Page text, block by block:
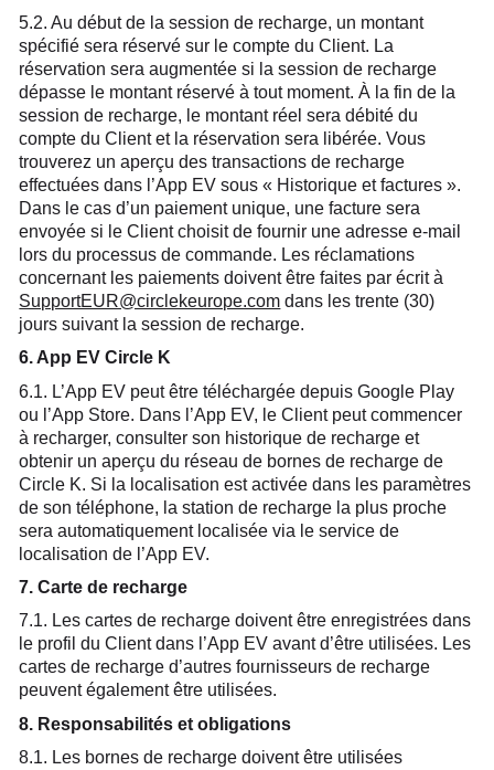
5.2. Au début de la session de recharge, un montant
spécifié sera réservé sur le compte du Client. La
réservation sera augmentée si la session de recharge
dépasse le montant réservé à tout moment. À la fin de la
session de recharge, le montant réel sera débité du
compte du Client et la réservation sera libérée. Vous
trouverez un aperçu des transactions de recharge
effectuées dans l’App EV sous « Historique et factures ».
Dans le cas d’un paiement unique, une facture sera
envoyée si le Client choisit de fournir une adresse e-mail
lors du processus de commande. Les réclamations
concernant les paiements doivent être faites par écrit à
SupportEUR@circlekeurope.com dans les trente (30)
jours suivant la session de recharge.
6. App EV Circle K
6.1. L’App EV peut être téléchargée depuis Google Play
ou l’App Store. Dans l’App EV, le Client peut commencer
à recharger, consulter son historique de recharge et
obtenir un aperçu du réseau de bornes de recharge de
Circle K. Si la localisation est activée dans les paramètres
de son téléphone, la station de recharge la plus proche
sera automatiquement localisée via le service de
localisation de l’App EV.
7. Carte de recharge
7.1. Les cartes de recharge doivent être enregistrées dans
le profil du Client dans l’App EV avant d’être utilisées. Les
cartes de recharge d’autres fournisseurs de recharge
peuvent également être utilisées.
8. Responsabilités et obligations
8.1. Les bornes de recharge doivent être utilisées